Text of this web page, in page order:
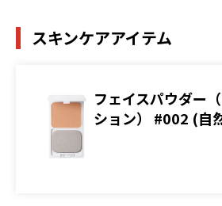
スキンケアアイテム
フェイスパウダー
ション） #002 (自